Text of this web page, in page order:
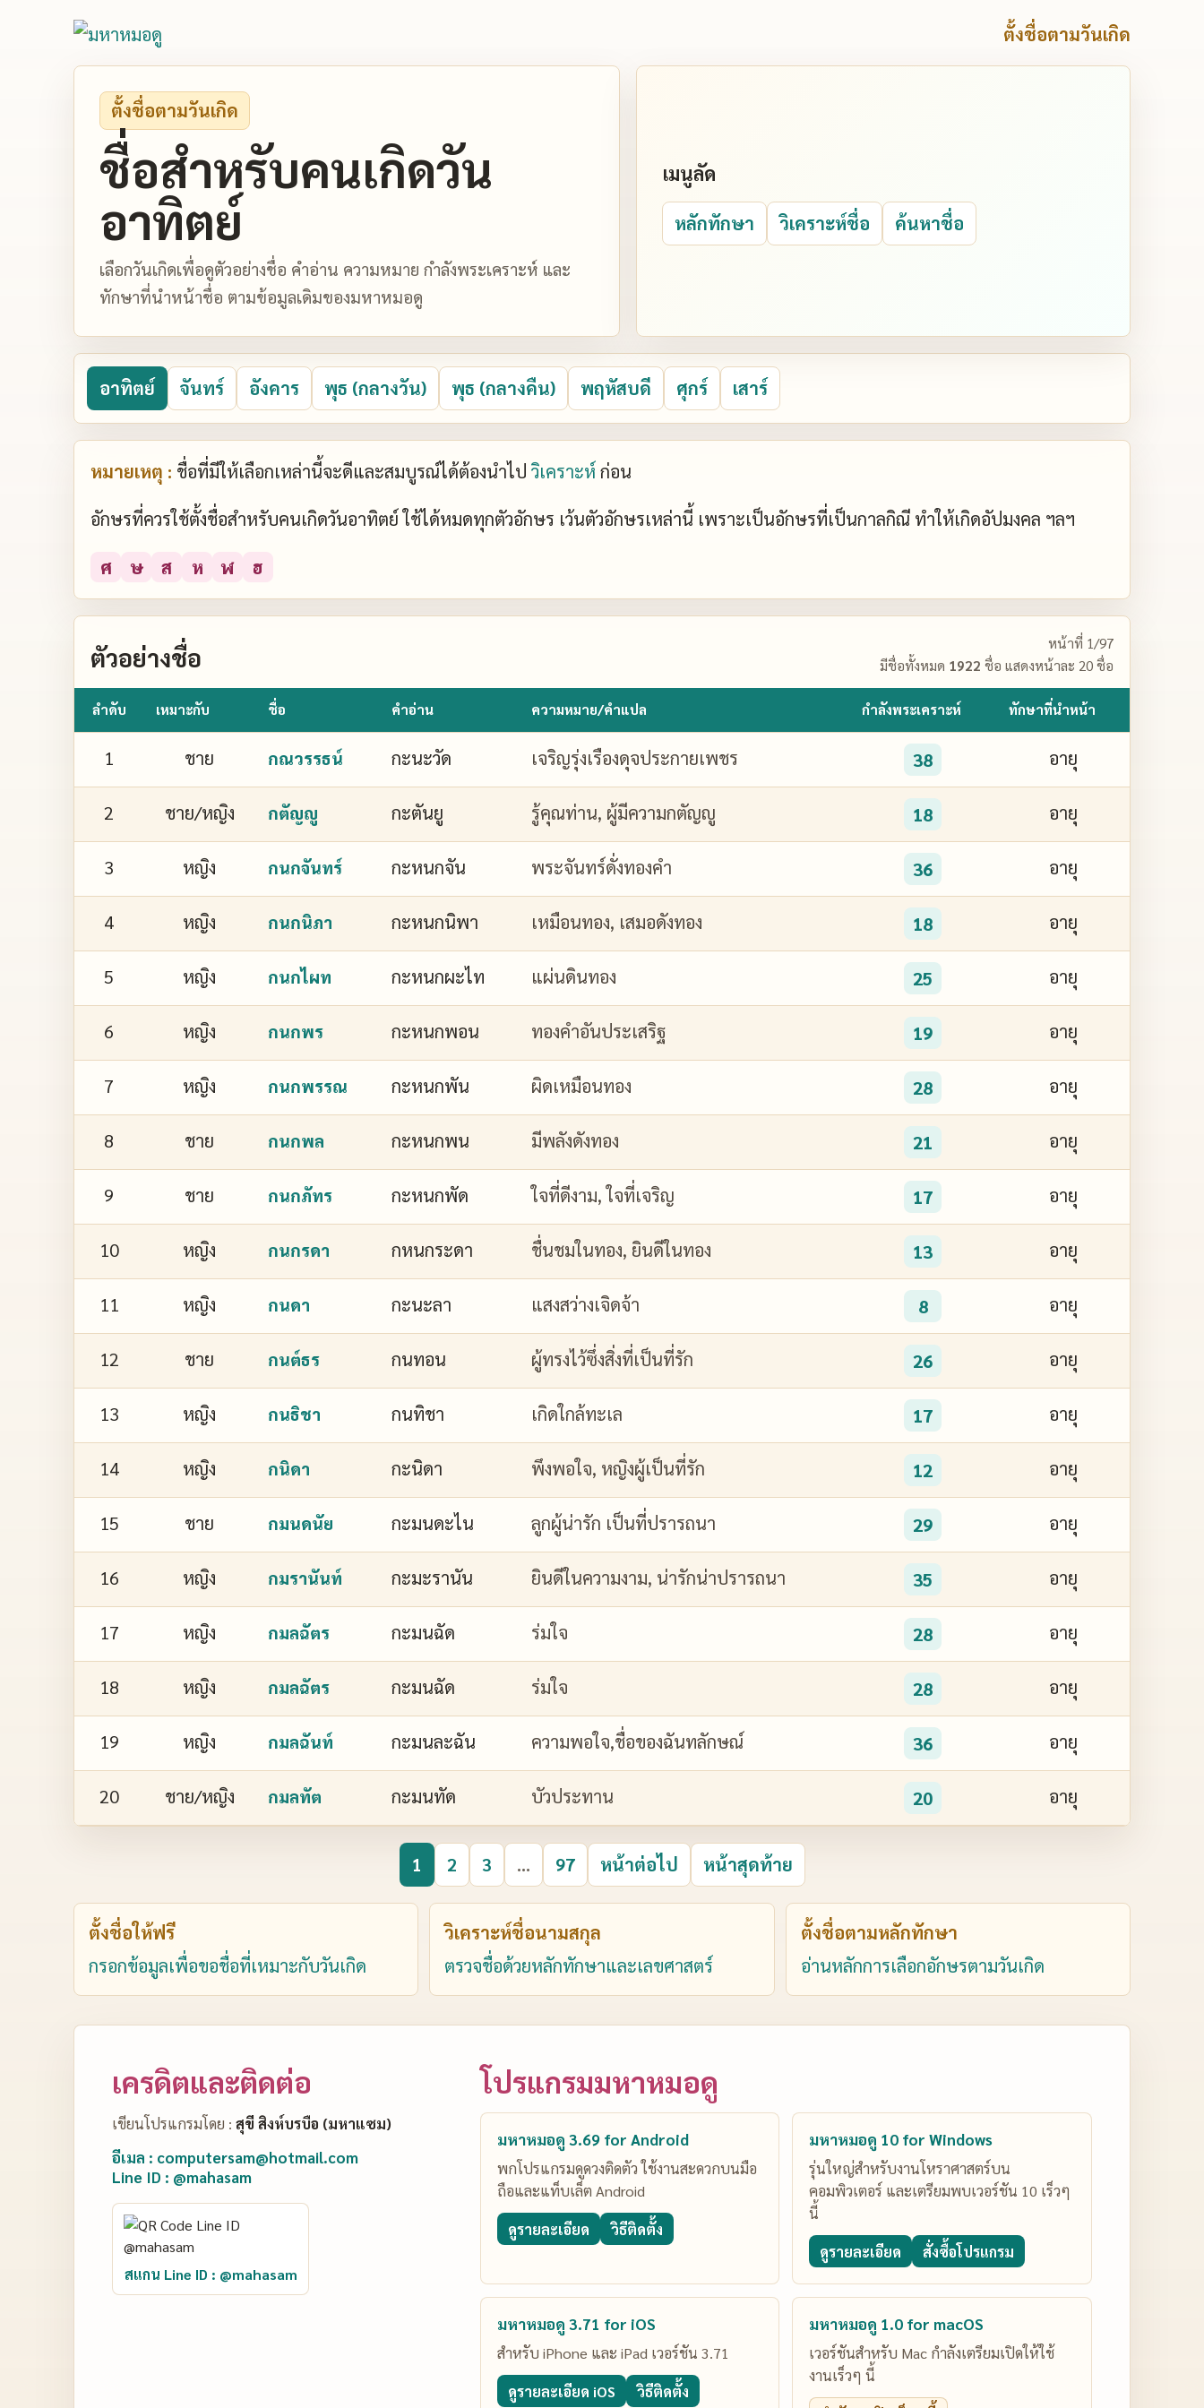
ตั้งชื่อตามวันเกิด
ตั้งชื่อตามวันเกิด
ชื่อสำหรับคนเกิดวัน
อาทิตย์
เลือกวันเกิดเพื่อดูตัวอย่างชื่อ คำอ่าน ความหมาย กำลังพระเคราะห์ และ
ทักษาที่นำหน้าชื่อ ตามข้อมูลเดิมของมหาหมอดู
เมนูลัด
หลักทักษา วิเคราะห์ชื่อ ค้นหาชื่อ
อาทิตย์ จันทร์ อังคาร พุธ (กลางวัน) พุธ (กลางคืน) พฤหัสบดี ศุกร์ เสาร์
หมายเหตุ : ชื่อที่มีให้เลือกเหล่านี้จะดีและสมบูรณ์ได้ต้องนำไป วิเคราะห์ ก่อน
อักษรที่ควรใช้ตั้งชื่อสำหรับคนเกิดวันอาทิตย์ ใช้ได้หมดทุกตัวอักษร เว้นตัวอักษรเหล่านี้ เพราะเป็นอักษรที่เป็นกาลกิณี ทำให้เกิดอัปมงคล ฯลฯ
ศ ษ ส ห ฬ ฮ
ตัวอย่างชื่อ
หน้าที่ 1/97
มีชื่อทั้งหมด 1922 ชื่อ แสดงหน้าละ 20 ชื่อ
ลำดับ เหมาะกับ ชื่อ คำอ่าน ความหมาย/คำแปล กำลังพระเคราะห์ ทักษาที่นำหน้า
1 ชาย กณวรรธน์ กะนะวัด เจริญรุ่งเรืองดุจประกายเพชร 38 อายุ
2 ชาย/หญิง กตัญญู กะตันยู รู้คุณท่าน, ผู้มีความกตัญญู 18 อายุ
3 หญิง กนกจันทร์ กะหนกจัน พระจันทร์ดั่งทองคำ 36 อายุ
4 หญิง กนกนิภา กะหนกนิพา เหมือนทอง, เสมอดังทอง 18 อายุ
5 หญิง กนกไผท กะหนกผะไท แผ่นดินทอง 25 อายุ
6 หญิง กนกพร กะหนกพอน ทองคำอันประเสริฐ 19 อายุ
7 หญิง กนกพรรณ กะหนกพัน ผิดเหมือนทอง 28 อายุ
8 ชาย กนกพล กะหนกพน มีพลังดังทอง 21 อายุ
9 ชาย กนกภัทร กะหนกพัด ใจที่ดีงาม, ใจที่เจริญ 17 อายุ
10 หญิง กนกรดา กหนกระดา ชื่นชมในทอง, ยินดีในทอง 13 อายุ
11 หญิง กนดา กะนะลา แสงสว่างเจิดจ้า 8 อายุ
12 ชาย กนต์ธร กนทอน ผู้ทรงไว้ซึ่งสิ่งที่เป็นที่รัก 26 อายุ
13 หญิง กนธิชา กนทิชา เกิดใกล้ทะเล 17 อายุ
14 หญิง กนิดา กะนิดา พึงพอใจ, หญิงผู้เป็นที่รัก 12 อายุ
15 ชาย กมนดนัย กะมนดะไน ลูกผู้น่ารัก เป็นที่ปรารถนา 29 อายุ
16 หญิง กมรานันท์ กะมะรานัน ยินดีในความงาม, น่ารักน่าปรารถนา 35 อายุ
17 หญิง กมลฉัตร กะมนฉัด ร่มใจ 28 อายุ
18 หญิง กมลฉัตร กะมนฉัด ร่มใจ 28 อายุ
19 หญิง กมลฉันท์ กะมนละฉัน ความพอใจ,ชื่อของฉันทลักษณ์ 36 อายุ
20 ชาย/หญิง กมลทัต กะมนทัด บัวประทาน 20 อายุ
1 2 3 ... 97 หน้าต่อไป หน้าสุดท้าย
ตั้งชื่อให้ฟรี
กรอกข้อมูลเพื่อขอชื่อที่เหมาะกับวันเกิด
วิเคราะห์ชื่อนามสกุล
ตรวจชื่อด้วยหลักทักษาและเลขศาสตร์
ตั้งชื่อตามหลักทักษา
อ่านหลักการเลือกอักษรตามวันเกิด
เครดิตและติดต่อ
เขียนโปรแกรมโดย : สุขี สิงห์บรบือ (มหาแซม)
อีเมล : computersam@hotmail.com
Line ID : @mahasam
สแกน Line ID : @mahasam
โปรแกรมมหาหมอดู
มหาหมอดู 3.69 for Android
พกโปรแกรมดูดวงติดตัว ใช้งานสะดวกบนมือ
ถือและแท็บเล็ต Android
ดูรายละเอียด วิธีติดตั้ง
มหาหมอดู 10 for Windows
รุ่นใหญ่สำหรับงานโหราศาสตร์บน
คอมพิวเตอร์ และเตรียมพบเวอร์ชัน 10 เร็วๆ
นี้
ดูรายละเอียด สั่งซื้อโปรแกรม
มหาหมอดู 3.71 for iOS
สำหรับ iPhone และ iPad เวอร์ชัน 3.71
ดูรายละเอียด iOS วิธีติดตั้ง
มหาหมอดู 1.0 for macOS
เวอร์ชันสำหรับ Mac กำลังเตรียมเปิดให้ใช้
งานเร็วๆ นี้